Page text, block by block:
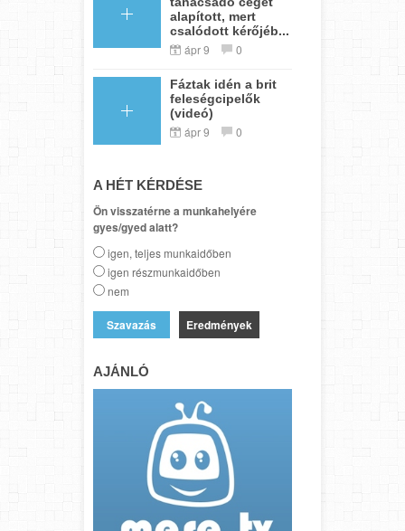
alapított, mert
csalódott kérőjéb...
ápr 9 0
Fáztak idén a brit
feleségcipelők
(videó)
ápr 9 0
A HÉT KÉRDÉSE
Ön visszatérne a munkahelyére
gyes/gyed alatt?
igen, teljes munkaidőben
igen részmunkaidőben
nem
Eredmények
AJÁNLÓ